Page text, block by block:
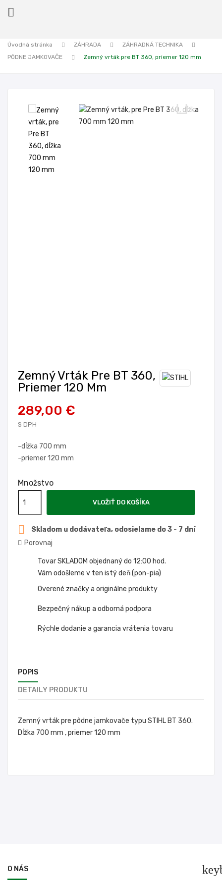

Úvodná stránka ZÁHRADA
ZÁHRADNÁ TECHNIKA
PÔDNE JAMKOVAČE
Zemný vrták pre BT 360, priemer 120 mm
Zemný Vrták Pre BT 360,
Priemer 120 Mm
289,00 €
S DPH
-dĺžka 700 mm
-priemer 120 mm
Množstvo
VLOŽIŤ DO KOŠÍKA

Skladom u dodávateľa, odosielame do 3 - 7 dní
Porovnaj
Tovar SKLADOM objednaný do 12:00 hod.
Vám odošleme v ten istý deň (pon-pia)
Overené značky a originálne produkty
Bezpečný nákup a odborná podpora
Rýchle dodanie a garancia vrátenia tovaru
POPIS
DETAILY PRODUKTU
Zemný vrták pre pôdne jamkovače typu STIHL BT 360.
Dĺžka 700 mm , priemer 120 mm
O NÁS